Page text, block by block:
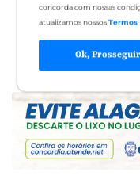
concorda com nossas
atualizamos nossosTermos
Ok, Prosseguir